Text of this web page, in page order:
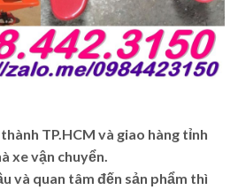
TP.HCM và giao hàng tỉnh
xe vận chuyển.
và quan tâm đến sản phẩm thì